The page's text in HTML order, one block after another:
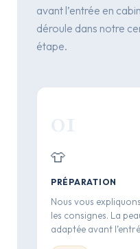
avant l’entrée en
déroule dans notre
étape.
👕
PRÉPARATION
Nous vous
les consignes. La
adaptée avant